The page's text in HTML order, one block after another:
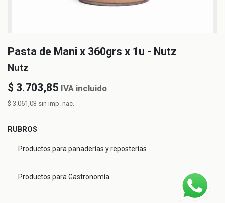
Pasta de Mani x 360grs x 1u - Nutz
Nutz
$ 3.703,85 IVA incluido
$ 3.061,03 sin imp. nac.
RUBROS
Productos para panaderías y reposterías
Productos para Gastronomía